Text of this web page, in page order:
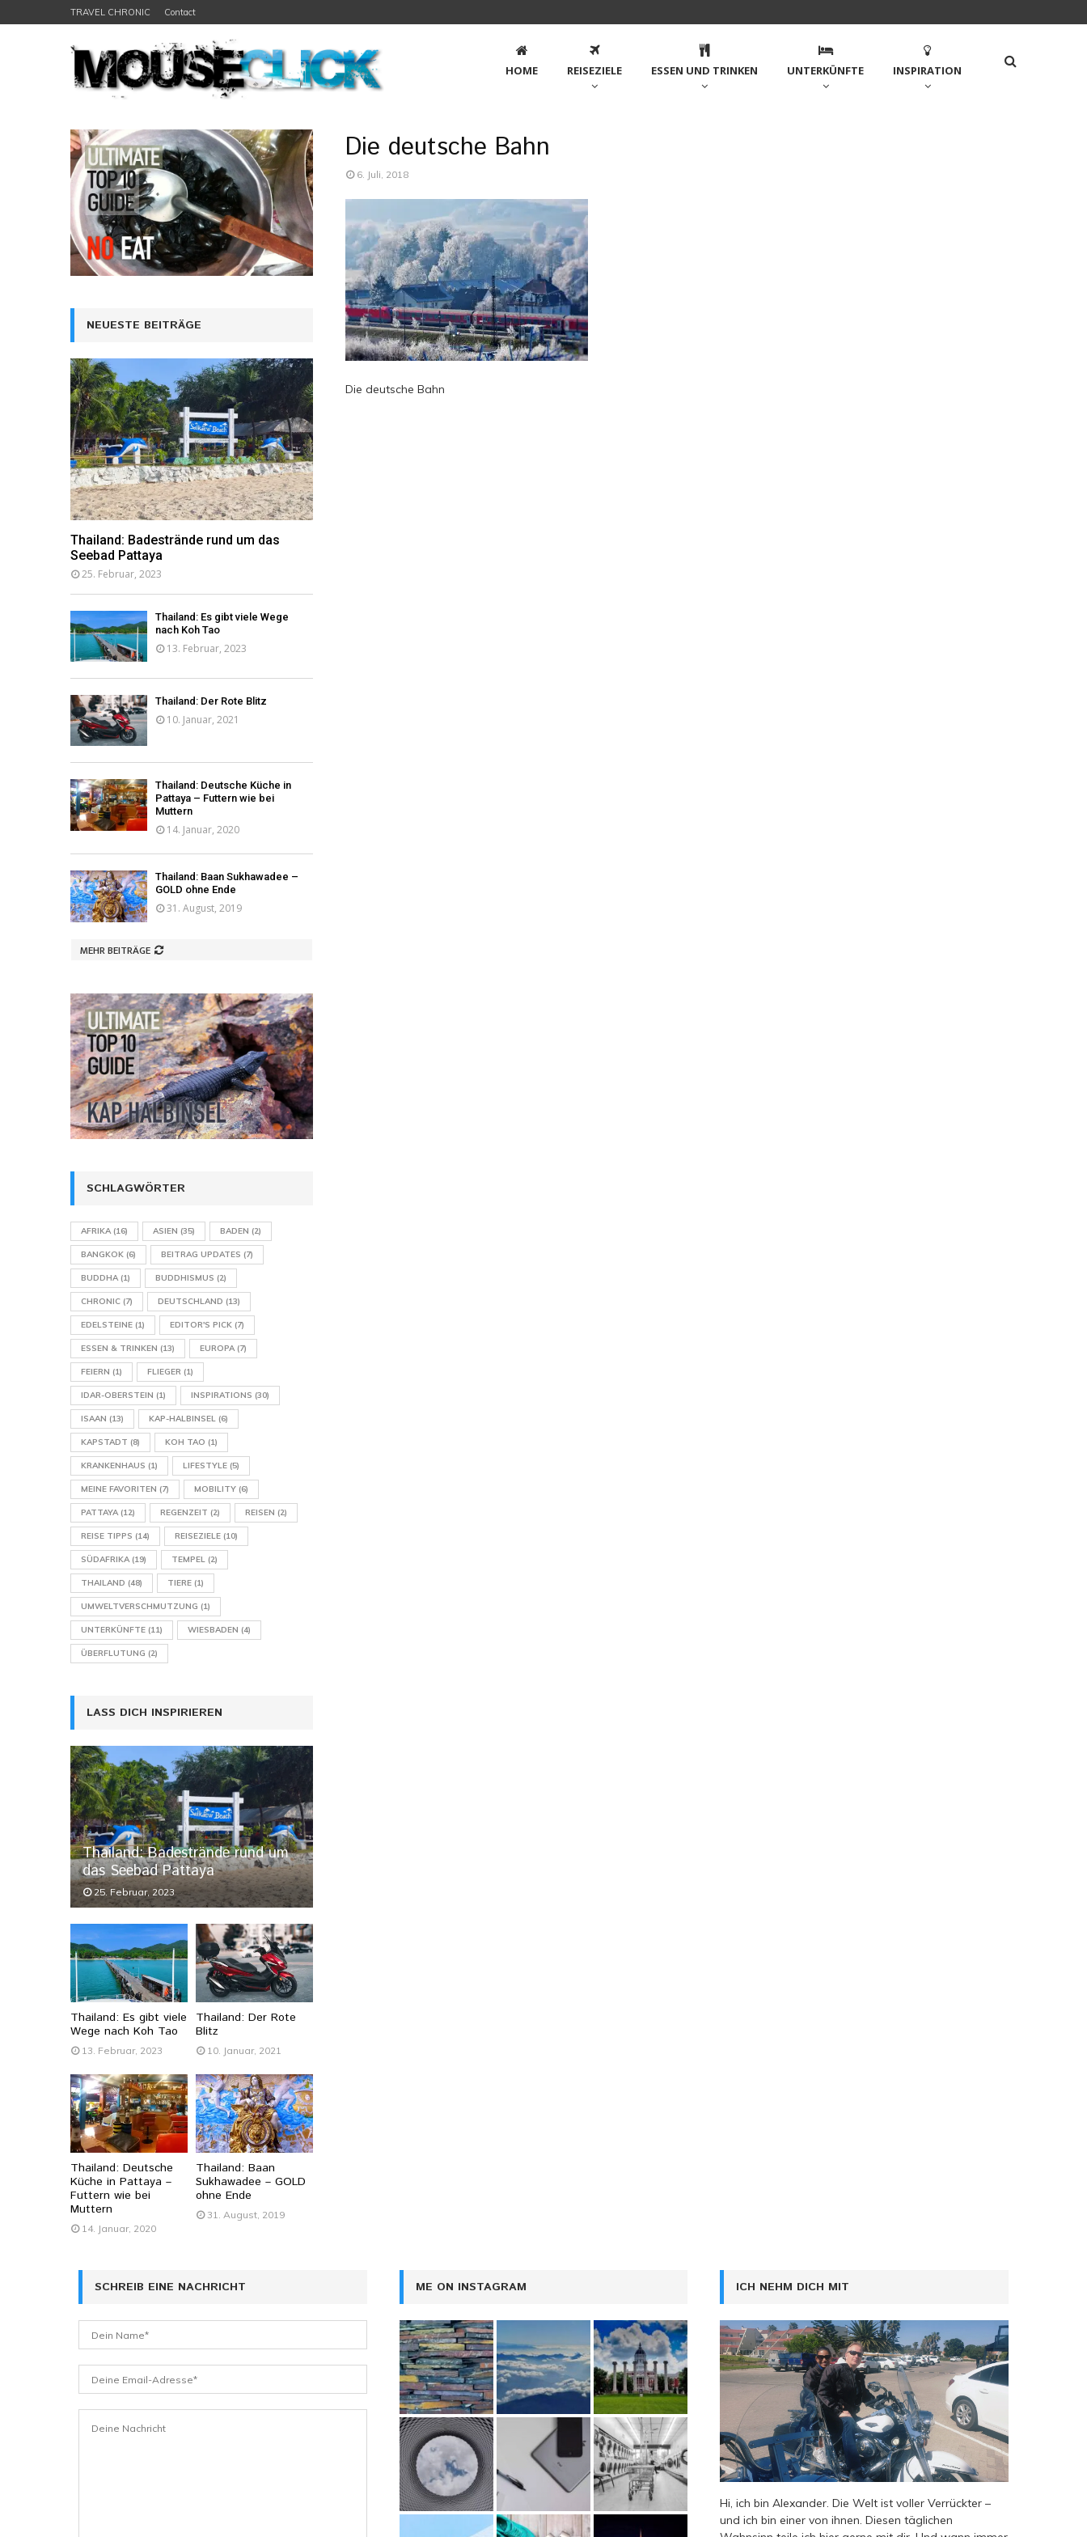
TRAVEL CHRONIC Contact
HOME REISEZIELE ESSEN UND TRINKEN UNTERKÜNFTE INSPIRATION
Die deutsche Bahn
6. Juli, 2018
Die deutsche Bahn
NEUESTE BEITRÄGE
Thailand: Badestrände rund um das
Seebad Pattaya
25. Februar, 2023
Thailand: Es gibt viele Wege
nach Koh Tao
13. Februar, 2023
Thailand: Der Rote Blitz
10. Januar, 2021
Thailand: Deutsche Küche in
Pattaya – Futtern wie bei
Muttern
14. Januar, 2020
Thailand: Baan Sukhawadee –
GOLD ohne Ende
31. August, 2019
MEHR BEITRÄGE
SCHLAGWÖRTER
AFRIKA(16) ASIEN (35) BADEN (2)
BANGKOK (6) BEITRAG UPDATES (7)
BUDDHA(1) BUDDHISMUS (2)
CHRONIC (7) DEUTSCHLAND (13)
EDELSTEINE (1) EDITOR'S PICK (7)
ESSEN & TRINKEN (13) EUROPA(7)
FEIERN (1) FLIEGER (1)
IDAR-OBERSTEIN (1) INSPIRATIONS (30)
ISAAN (13) KAP-HALBINSEL (6)
KAPSTADT (8) KOH TAO (1)
KRANKENHAUS (1) LIFESTYLE (5)
MEINE FAVORITEN (7) MOBILITY (6)
PATTAYA(12) REGENZEIT (2) REISEN (2)
REISE TIPPS (14) REISEZIELE (10)
SÜDAFRIKA(19) TEMPEL (2)
THAILAND (48) TIERE (1)
UMWELTVERSCHMUTZUNG (1)
UNTERKÜNFTE (11) WIESBADEN (4)
ÜBERFLUTUNG (2)
LASS DICH INSPIRIEREN
Thailand: Badestrände rund um
das Seebad Pattaya
25. Februar, 2023
Thailand: Es gibt viele
Wege nach Koh Tao
13. Februar, 2023
Thailand: Der Rote
Blitz
10. Januar, 2021
Thailand: Deutsche
Küche in Pattaya –
Futtern wie bei
Muttern
14. Januar, 2020
Thailand: Baan
Sukhawadee – GOLD
ohne Ende
31. August, 2019
SCHREIB EINE NACHRICHT ME ON INSTAGRAM ICH NEHM DICH MIT
Hi, ich bin Alexander. Die Welt ist voller Verrückter –
und ich bin einer von ihnen. Diesen täglichen